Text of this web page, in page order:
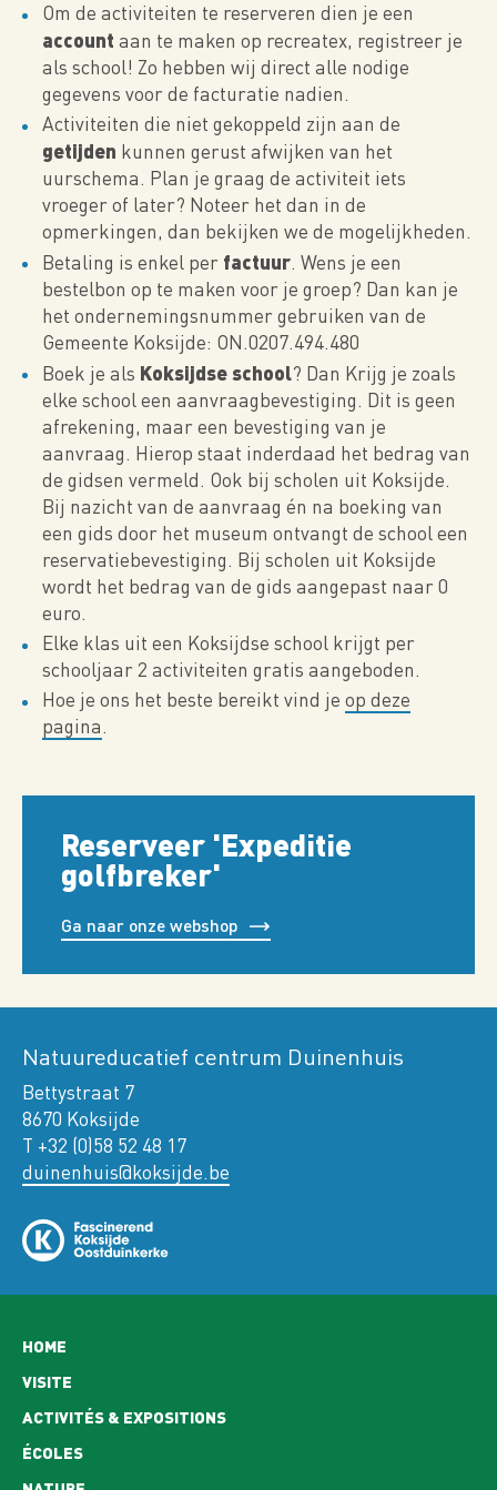
Om de activiteiten te reserveren dien je een
account aan te maken op recreatex, registreer je
als school! Zo hebben wij direct alle nodige
gegevens voor de facturatie nadien.
Activiteiten die niet gekoppeld zijn aan de
getijden kunnen gerust afwijken van het
uurschema. Plan je graag de activiteit iets
vroeger of later? Noteer het dan in de
opmerkingen, dan bekijken we de mogelijkheden.
Betaling is enkel per factuur. Wens je een
bestelbon op te maken voor je groep? Dan kan je
het ondernemingsnummer gebruiken van de
Gemeente Koksijde: ON.0207.494.480
Boek je als Koksijdse school? Dan Krijg je zoals
elke school een aanvraagbevestiging. Dit is geen
afrekening, maar een bevestiging van je
aanvraag. Hierop staat inderdaad het bedrag van
de gidsen vermeld. Ook bij scholen uit Koksijde.
Bij nazicht van de aanvraag én na boeking van
een gids door het museum ontvangt de school een
reservatiebevestiging. Bij scholen uit Koksijde
wordt het bedrag van de gids aangepast naar 0
euro.
Elke klas uit een Koksijdse school krijgt per
schooljaar 2 activiteiten gratis aangeboden.
Hoe je ons het beste bereikt vind je op deze
pagina.
Reserveer 'Expeditie
golfbreker'
Ga naar onze webshop
Natuureducatief centrum Duinenhuis
Bettystraat 7
8670 Koksijde
T +32 (0)58 52 48 17
duinenhuis@koksijde.be
Hoofdnavigatie
HOME
VISITE
ACTIVITÉS & EXPOSITIONS
ÉCOLES